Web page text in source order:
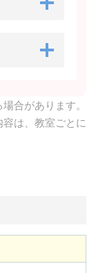
合があります。
は、教室ごとに